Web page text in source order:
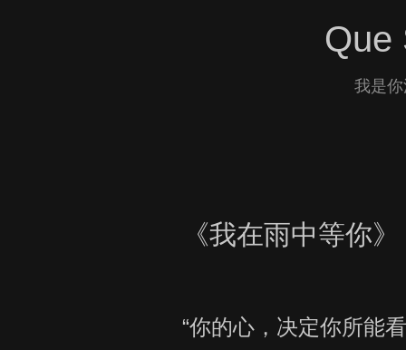
Que
我是
《我在雨中等你》
“你的心，决定你所能